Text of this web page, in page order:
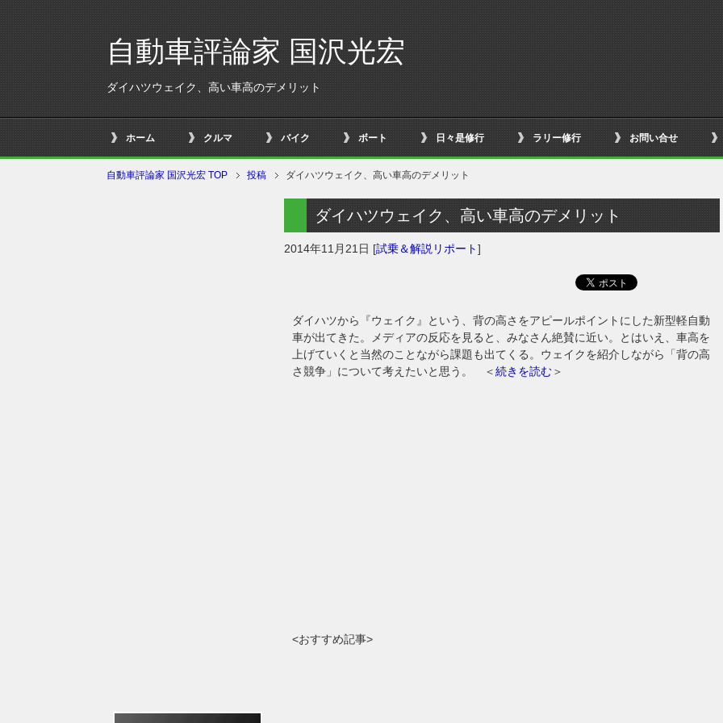
自動車評論家 国沢光宏
ダイハツウェイク、高い車高のデメリット
ホーム クルマ バイク ボート 日々是修行 ラリー修行 お問い合せ
自動車評論家 国沢光宏 TOP 投稿 ダイハツウェイク、高い車高のデメリット
ダイハツウェイク、高い車高のデメリット
2014年11月21日 [試乗＆解説リポート]
ダイハツから『ウェイク』という、背の高さをアピールポイントにした新型軽自動
車が出てきた。メディアの反応を見ると、みなさん絶賛に近い。とはいえ、車高を
上げていくと当然のことながら課題も出てくる。ウェイクを紹介しながら「背の高
さ競争」について考えたいと思う。 ＜続きを読む＞
<おすすめ記事>